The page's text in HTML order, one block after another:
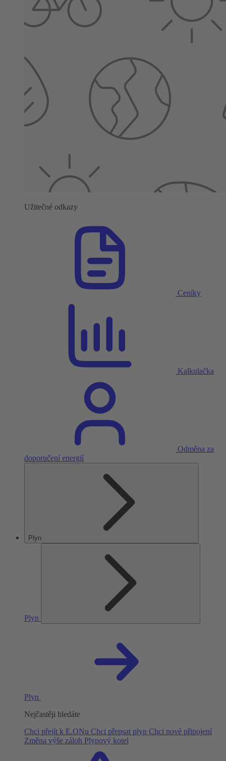
Užitečné odkazy
Ceníky
Kalkulačka
Odměna za
doporučení energií
Plyn
Plyn
Plyn
Nejčastěji hledáte
Chci přejít k E.ONu Chci přepsat plyn Chci nové připojení
Změna výše záloh Plynový kotel